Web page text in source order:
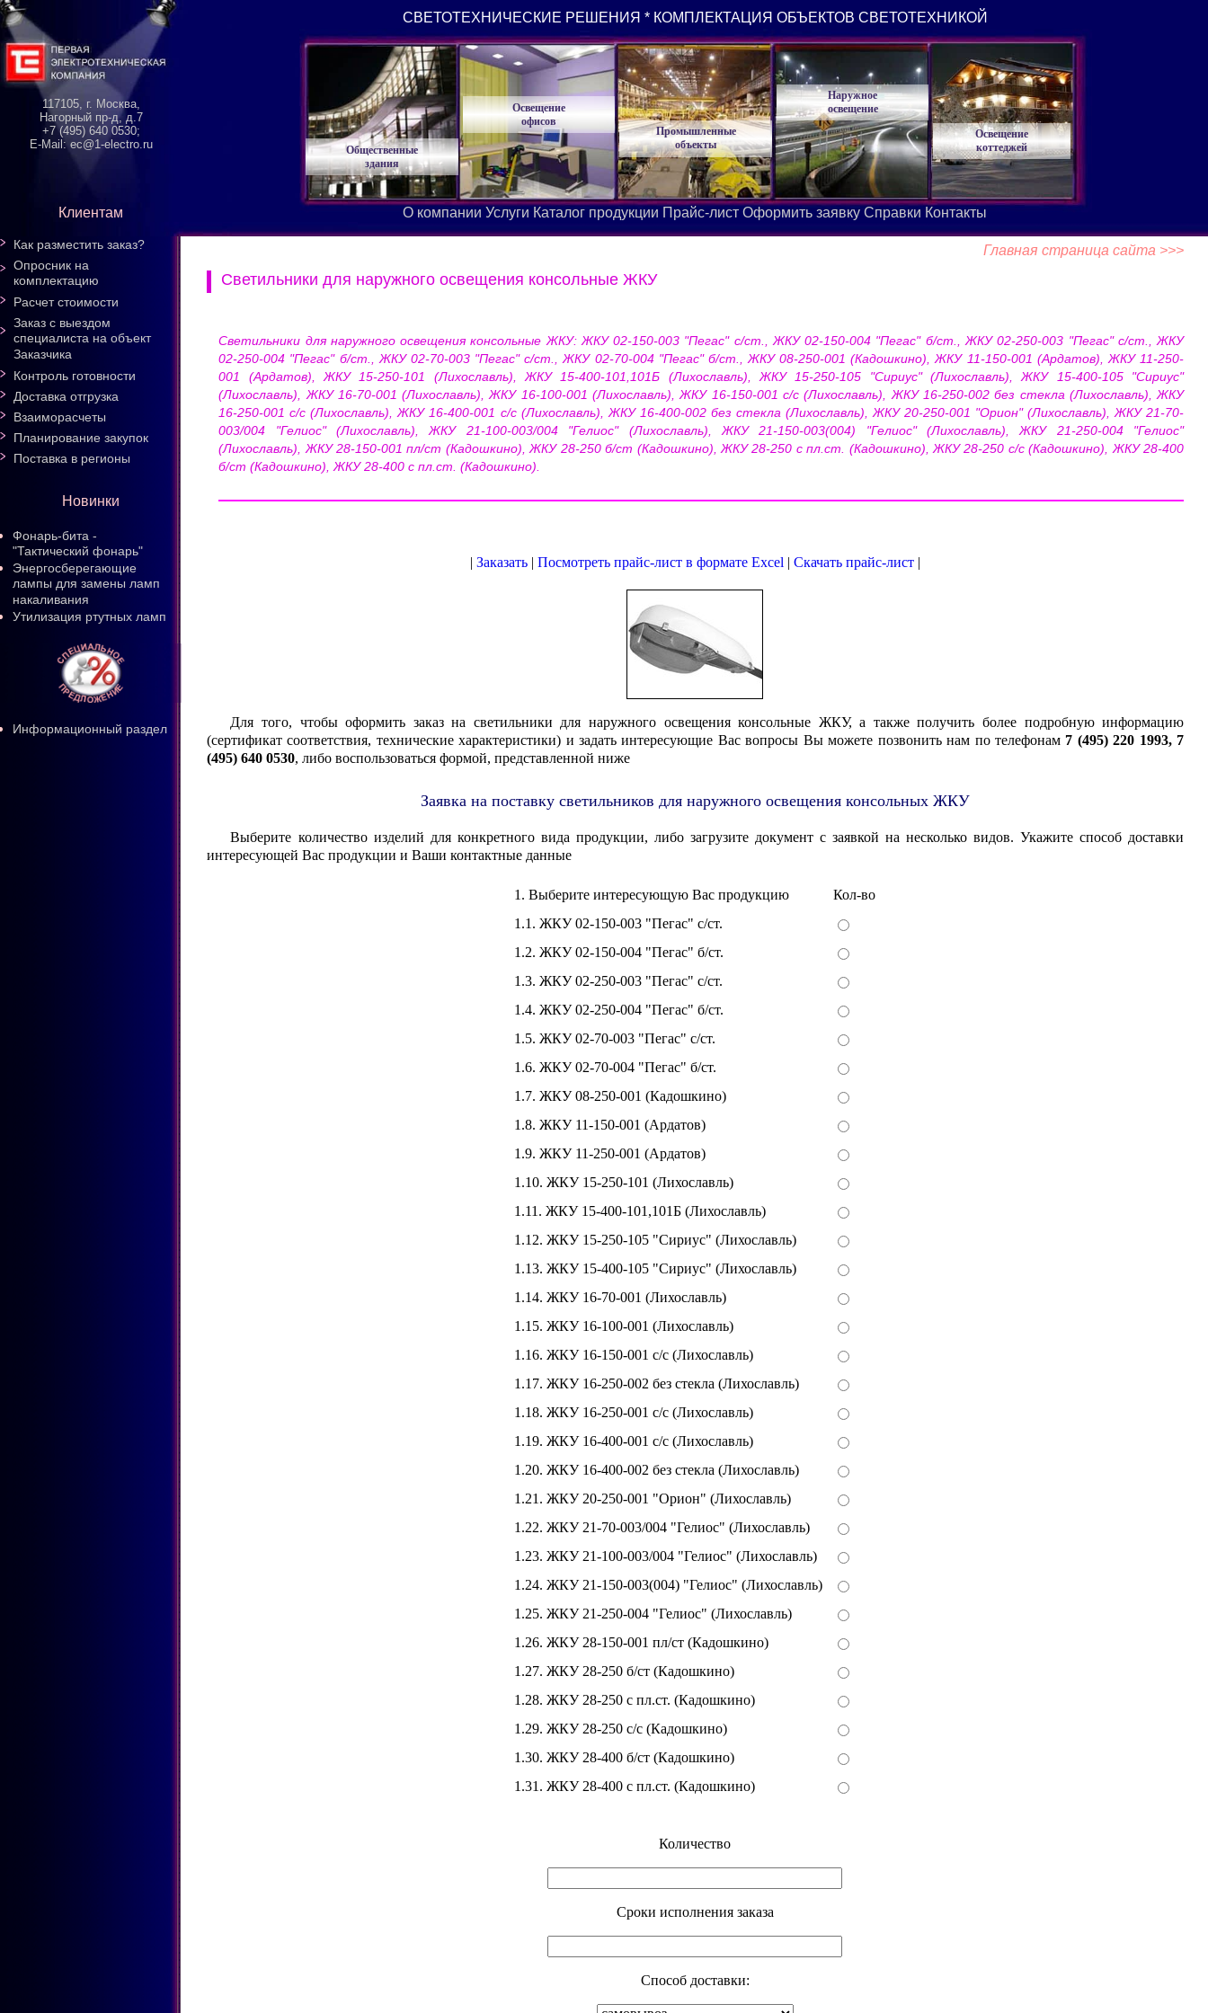
Главная страница сайта >>>
Cветильники для наружного освещения консольные ЖКУ
Cветильники для наружного освещения консольные ЖКУ: ЖКУ 02-150-003 "Пегас" с/ст., ЖКУ 02-150-004 "Пегас" б/ст., ЖКУ 02-250-003 "Пегас" с/ст., ЖКУ
02-250-004 "Пегас" б/ст., ЖКУ 02-70-003 "Пегас" с/ст., ЖКУ 02-70-004 "Пегас" б/ст., ЖКУ 08-250-001 (Кадошкино), ЖКУ 11-150-001 (Ардатов), ЖКУ 11-250-
001 (Ардатов), ЖКУ 15-250-101 (Лихославль), ЖКУ 15-400-101,101Б (Лихославль), ЖКУ 15-250-105 "Сириус" (Лихославль), ЖКУ 15-400-105 "Сириус"
(Лихославль), ЖКУ 16-70-001 (Лихославль), ЖКУ 16-100-001 (Лихославль), ЖКУ 16-150-001 с/с (Лихославль), ЖКУ 16-250-002 без стекла (Лихославль), ЖКУ
16-250-001 с/с (Лихославль), ЖКУ 16-400-001 с/с (Лихославль), ЖКУ 16-400-002 без стекла (Лихославль), ЖКУ 20-250-001 "Орион" (Лихославль), ЖКУ 21-70-
003/004 "Гелиос" (Лихославль), ЖКУ 21-100-003/004 "Гелиос" (Лихославль), ЖКУ 21-150-003(004) "Гелиос" (Лихославль), ЖКУ 21-250-004 "Гелиос"
(Лихославль), ЖКУ 28-150-001 пл/ст (Кадошкино), ЖКУ 28-250 б/ст (Кадошкино), ЖКУ 28-250 с пл.ст. (Кадошкино), ЖКУ 28-250 с/с (Кадошкино), ЖКУ 28-400
б/ст (Кадошкино), ЖКУ 28-400 с пл.ст. (Кадошкино).
| Заказать| Посмотреть прайс-лист в формате Excel | Скачать прайс-лист|
Для того, чтобы оформить заказ на светильники для наружного освещения консольные ЖКУ, а также получить более подробную информацию
(сертификат соответствия, технические характеристики) и задать интересующие Вас вопросы Вы можете позвонить нам по телефонам7 (495) 220 1993, 7
(495) 640 0530, либо воспользоваться формой, представленной ниже
Заявка на поставку светильников для наружного освещения консольных ЖКУ
Выберите количество изделий для конкретного вида продукции, либо загрузите документ с заявкой на несколько видов. Укажите способ доставки
интересующей Вас продукции и Ваши контактные данные
1. Выберите интересующую Вас продукцию
Кол-во
1.1. ЖКУ 02-150-003 "Пегас" с/ст.
1.2. ЖКУ 02-150-004 "Пегас" б/ст.
1.3. ЖКУ 02-250-003 "Пегас" с/ст.
1.4. ЖКУ 02-250-004 "Пегас" б/ст.
1.5. ЖКУ 02-70-003 "Пегас" с/ст.
1.6. ЖКУ 02-70-004 "Пегас" б/ст.
1.7. ЖКУ 08-250-001 (Кадошкино)
1.8. ЖКУ 11-150-001 (Ардатов)
1.9. ЖКУ 11-250-001 (Ардатов)
1.10. ЖКУ 15-250-101 (Лихославль)
1.11. ЖКУ 15-400-101,101Б (Лихославль)
1.12. ЖКУ 15-250-105 "Сириус" (Лихославль)
1.13. ЖКУ 15-400-105 "Сириус" (Лихославль)
1.14. ЖКУ 16-70-001 (Лихославль)
1.15. ЖКУ 16-100-001 (Лихославль)
1.16. ЖКУ 16-150-001 с/с (Лихославль)
1.17. ЖКУ 16-250-002 без стекла (Лихославль)
1.18. ЖКУ 16-250-001 с/с (Лихославль)
1.19. ЖКУ 16-400-001 с/с (Лихославль)
1.20. ЖКУ 16-400-002 без стекла (Лихославль)
1.21. ЖКУ 20-250-001 "Орион" (Лихославль)
1.22. ЖКУ 21-70-003/004 "Гелиос" (Лихославль)
1.23. ЖКУ 21-100-003/004 "Гелиос" (Лихославль)
1.24. ЖКУ 21-150-003(004) "Гелиос" (Лихославль)
1.25. ЖКУ 21-250-004 "Гелиос" (Лихославль)
1.26. ЖКУ 28-150-001 пл/ст (Кадошкино)
1.27. ЖКУ 28-250 б/ст (Кадошкино)
1.28. ЖКУ 28-250 с пл.ст. (Кадошкино)
1.29. ЖКУ 28-250 с/с (Кадошкино)
1.30. ЖКУ 28-400 б/ст (Кадошкино)
1.31. ЖКУ 28-400 с пл.ст. (Кадошкино)
Количество
Cроки исполнения заказа
Способ доставки:
Как разместить заказ?
Опросник на
комплектацию
Расчет стоимости
Заказ с выездом
специалиста на объект
Заказчика
Контроль готовности
Доставка отгрузка
Взаиморасчеты
Планирование закупок
Поставка в регионы
Новинки
Фонарь-бита -
"Тактический фонарь"
Энергосберегающие
лампы для замены ламп
накаливания
Утилизация ртутных ламп
Информационный раздел
117105, г. Москва,
Нагорный пр-д, д.7
+7 (495) 640 0530;
E-Mail: ec@1-electro.ru
Клиентам
СВЕТОТЕХНИЧЕСКИЕ РЕШЕНИЯ * КОМПЛЕКТАЦИЯ ОБЪЕКТОВ СВЕТОТЕХНИКОЙ
Общественные
здания
Освещение
офисов
Промышленные
объекты
Наружное
освещение
Освещение
коттеджей
О компании Услуги Каталог продукции Прайс-лист Оформить заявку Справки Контакты